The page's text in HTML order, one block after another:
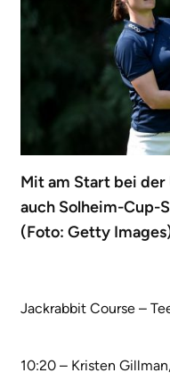
Mit am Start bei der
auch Solheim-Cup-
(Foto: Getty
Jackrabbit Course –
10:20 – Kristen